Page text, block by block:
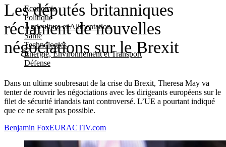
Economie
Politique
Agriculture et Alimentation
Santé
Technologies
Energie, Environnement et Transport
Défense
Les députés britanniques
réclament de nouvelles
négociations sur le Brexit
Dans un ultime soubresaut de la crise du Brexit, Theresa May va
tenter de rouvrir les négociations avec les dirigeants européens sur le
filet de sécurité irlandais tant controversé. L’UE a pourtant indiqué
que ce ne serait pas possible.
Benjamin FoxEURACTIV.com